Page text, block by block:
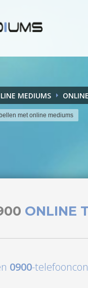
MEDIUMS
met online mediums
ONLINE
0900-